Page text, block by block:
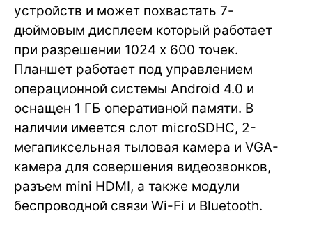
устройств и может похвастать 7-
дюймовым дисплеем который работает
при разрешении 1024 x 600 точек.
Планшет работает под управлением
операционной системы Android 4.0 и
оснащен 1 ГБ оперативной памяти. В
наличии имеется слот microSDHC, 2-
мегапиксельная тыловая камера и VGA-
камера для совершения видеозвонков,
разъем mini HDMI, а также модули
беспроводной связи Wi-Fi и Bluetooth.